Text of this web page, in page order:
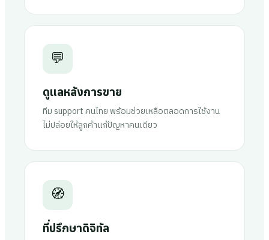
💬
ดูแลหลังการขาย
ทีม support คนไทย พร้อมช่วยเหลือตลอดการใช้งาน
ไม่ปล่อยให้ลูกค้าแก้ปัญหาคนเดียว
🧭
ที่ปรึกษาดิจิทัล